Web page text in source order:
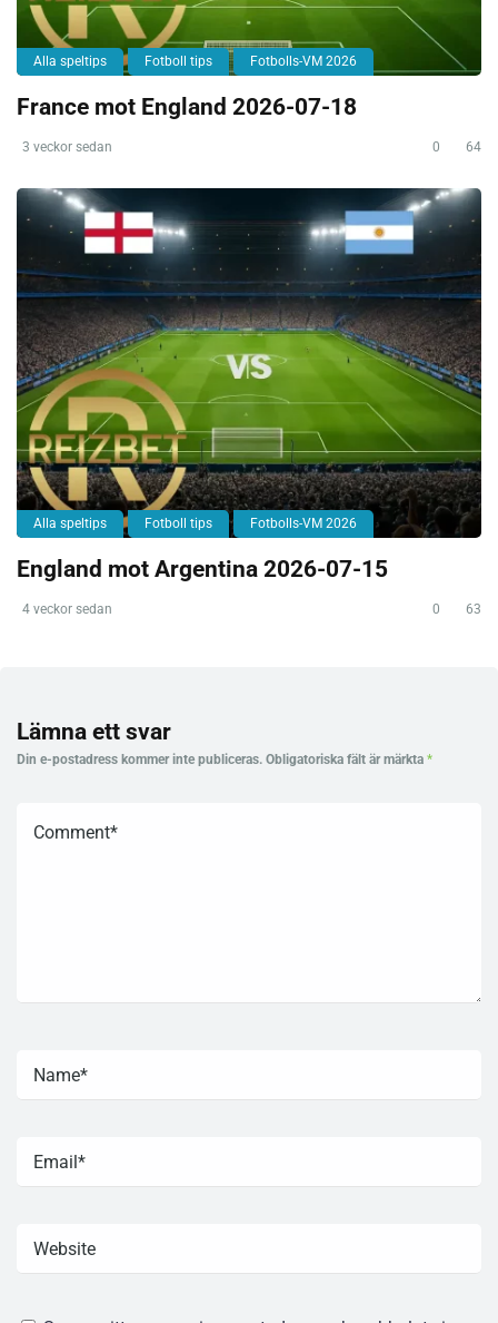
Alla speltips Fotboll tips Fotbolls-VM 2026
France mot England 2026-07-18
3 veckor sedan 0 64
Alla speltips Fotboll tips Fotbolls-VM 2026
England mot Argentina 2026-07-15
4 veckor sedan 0 63
Lämna ett svar
Din e-postadress kommer inte publiceras. Obligatoriska fält är märkta *